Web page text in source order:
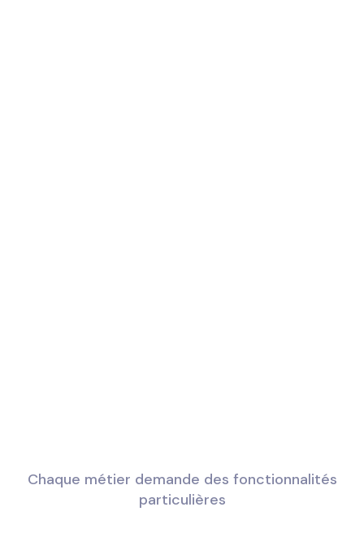
Chaque métier demande des fonctionnalités
particulières